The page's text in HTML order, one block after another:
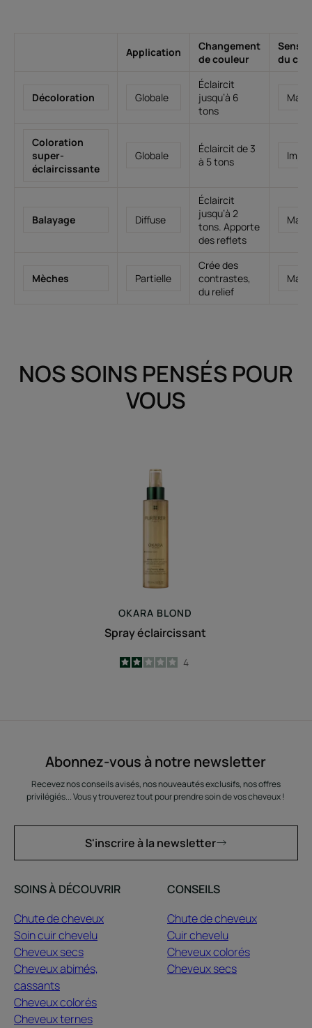
Application
Changement
de couleur
du
Décoloration Globale
Éclaircit
jusqu’à 6
tons
Coloration
super-
éclaircissante
Globale
Éclaircit de 3
à 5 tons
Balayage Diffuse
Éclaircit
jusqu’à 2
tons. Apporte
des reflets
Mèches Partielle
Crée des
contrastes,
du relief
NOS SOINS PENSÉS POUR
VOUS
Spray
éclaircissant
OKARA BLOND
Spray éclaircissant
2
/
5
4
Abonnez-vous à notre newsletter
Recevez nos conseils avisés, nos nouveautés exclusifs, nos offres
privilégiés... Vous y trouverez tout pour prendre soin de vos cheveux !
S'inscrire à la newsletter
SOINS À DÉCOUVRIR
Chute de cheveux
Soin cuir chevelu
Cheveux secs
Cheveux abimés,
cassants
Cheveux colorés
Cheveux ternes
CONSEILS
Chute de cheveux
Cuir chevelu
Cheveux colorés
Cheveux secs